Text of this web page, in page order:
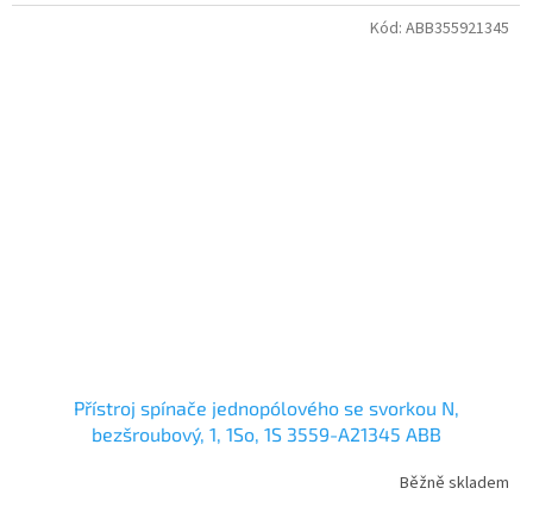
Přístroj spínače jednopólového se svorkou N,
bezšroubový, 1, 1So, 1S 3559-A21345 ABB
Běžně skladem
Kód: ABB355921345